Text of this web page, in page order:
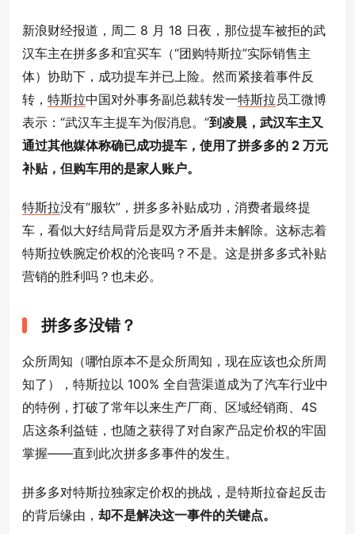
新浪财经报道，周二 8 月 18 日夜，那位提车被拒的武
汉车主在拼多多和宜买车 （“团购特斯拉”实际销售主
体） 协助下，成功提车并已上险。然而紧接着事件反
转， 特斯拉中国对外事务副总裁转发一特斯拉 员工微博
表示：“武汉车主提车为假消息。”到凌晨，武汉车主又
通过其他媒体称确已成功提车，使用了拼多多的 2 万元
补贴，但购车用的是家人账户。
特斯拉没有“服软”，拼多多补贴成功，消费者最终提
车，看似大好结局背后是双方矛盾并未解除。这标志着
特斯拉铁腕定价权的沦丧吗？不是。这是拼多多式补贴
营销的胜利吗？也未必。
拼多多没错？
众所周知 （哪怕原本不是众所周知，现在应该也众所周
知了）
，特斯拉以 100% 全自营渠道成为了汽车行业中
的特例，打破了常年以来生产厂商、区域经销商、4S
店这条利益链，也随之获得了对自家产品定价权的牢固
掌握——直到此次拼多多事件的发生。
拼多多对特斯拉独家定价权的挑战，是特斯拉奋起反击
的背后缘由， 却不是解决这一事件的关键点。